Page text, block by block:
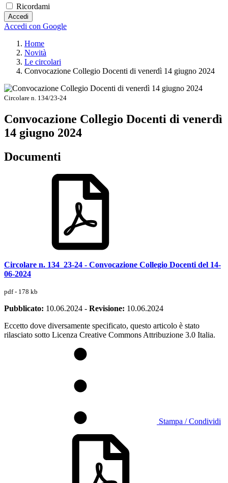
Ricordami
Accedi
Accedi con Google
Home
Novità
Le circolari
Convocazione Collegio Docenti di venerdì 14 giugno 2024
Circolare n. 134/23-24
Convocazione Collegio Docenti di venerdì
14 giugno 2024
Documenti
Circolare n. 134_23-24 - Convocazione Collegio Docenti del 14-
06-2024
pdf - 178 kb
Pubblicato: 10.06.2024 - Revisione: 10.06.2024
Eccetto dove diversamente specificato, questo articolo è stato
rilasciato sotto Licenza Creative Commons Attribuzione 3.0 Italia.
Stampa / Condividi